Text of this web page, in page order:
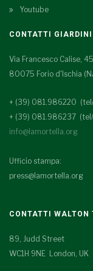
Youtube
CONTATTI
Via Francesco Calise, 45
80075 Forio d'Ischia
+ (39) 081.986220
+ (39) 081.986237
info@lamortella.org
Ufficio stampa:
press@lamortella.org
CONTATTI WALTON
89, Judd Street
WC1H 9NE London, UK